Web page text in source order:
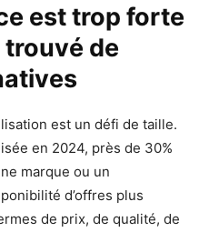
est trop forte
de
est un défi de taille.
en 2024, près de 30%
marque ou un
d’offres plus
de prix, de qualité, de